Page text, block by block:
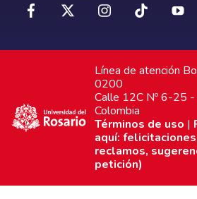
Línea de atención
0200
Calle 12C Nº 6-25 -
Colombia
Términos de uso |
aquí:
reclamos,
petición)